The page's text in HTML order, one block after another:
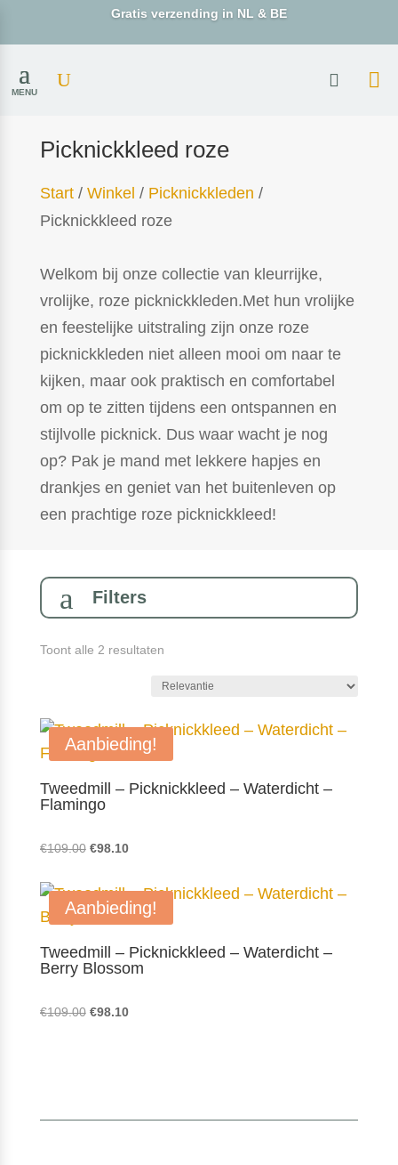
Gratis verzending in NL & BE
MENU
Picknickkleed roze
Start/ Winkel / Picknickkleden /
Picknickkleed roze
Welkom bij onze collectie van kleurrijke,
vrolijke, roze picknickkleden.Met hun vrolijke
en feestelijke uitstraling zijn onze roze
picknickkleden niet alleen mooi om naar te
kijken, maar ook praktisch en comfortabel
om op te zitten tijdens een ontspannen en
stijlvolle picknick. Dus waar wacht je nog
op? Pak je mand met lekkere hapjes en
drankjes en geniet van het buitenleven op
een prachtige roze picknickkleed!
a Filters
Toont alle 2 resultatenGesorteerd
Aanbieding!
Tweedmill – Picknickkleed – Waterdicht –
Flamingo
€109.00 Oorspronkelijke
was:
€109.00.
€98.10Huidige
is:
€98.10.
Aanbieding!
Tweedmill – Picknickkleed – Waterdicht –
Berry Blossom
€109.00 Oorspronkelijke
€98.10Huidige